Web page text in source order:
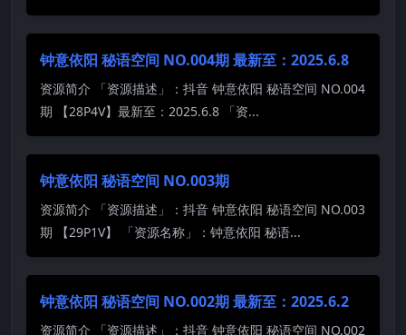
钟意依阳 秘语空间 NO.004期 最新至：2025.6.8
资源简介 「资源描述」：抖音 钟意依阳 秘语空间 NO.004
期 【28P4V】最新至：2025.6.8 「资...
钟意依阳 秘语空间 NO.003期
资源简介 「资源描述」：抖音 钟意依阳 秘语空间 NO.003
期 【29P1V】 「资源名称」：钟意依阳 秘语...
钟意依阳 秘语空间 NO.002期 最新至：2025.6.2
资源简介 「资源描述」：抖音 钟意依阳 秘语空间 NO.002